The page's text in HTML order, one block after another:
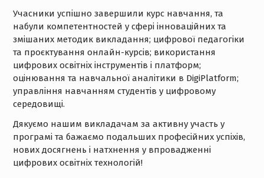
Учасники успішно завершили курс навчання, та
набули компетентностей у сфері інноваційних та
змішаних методик викладання; цифрової педагогіки
та проєктування онлайн-курсів; використання
цифрових освітніх інструментів і платформ;
оцінювання та навчальної аналітики в DigiPlatform;
управління навчанням студентів у цифровому
середовищі.
Дякуємо нашим викладачам за активну участь у
програмі та бажаємо подальших професійних успіхів,
нових досягнень і натхнення у впровадженні
цифрових освітніх технологій!